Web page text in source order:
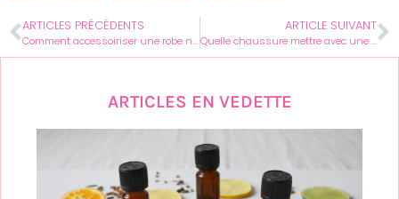
ARTICLES PRÉCÉDENTS
Comment accessoiriser une robe noire longue : les 10 astuces pour un look moderne
ARTICLE SUIVANT
Quelle chaussure mettre avec une robe : les tendances mode de 2025 ?
ARTICLES EN VEDETTE